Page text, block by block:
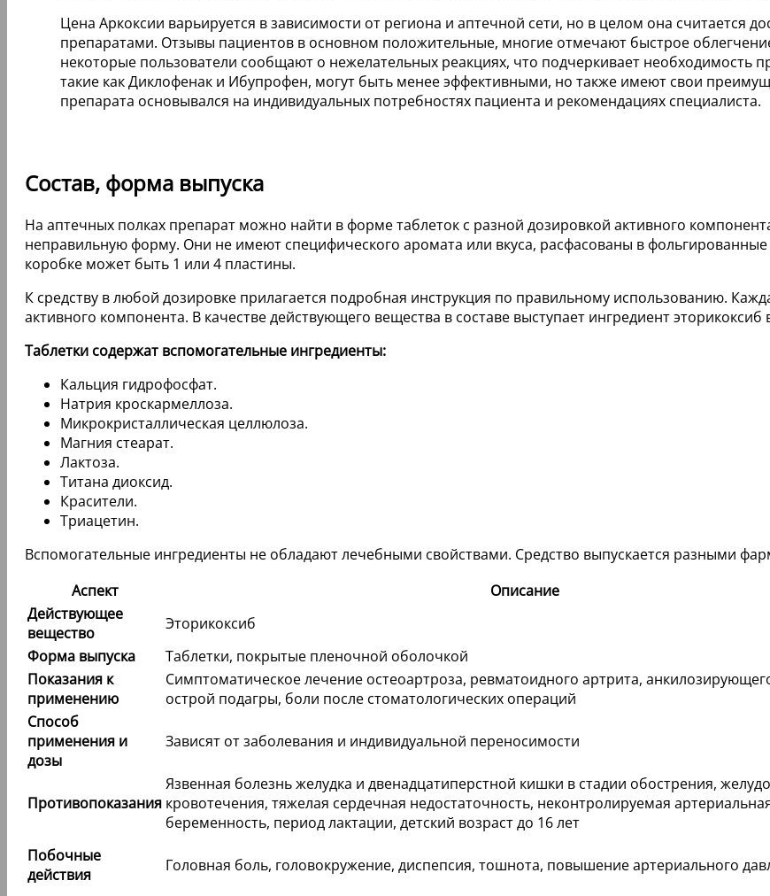
Цена Аркоксии варьируется в зависимости от региона и аптечной сети, но в целом она считается
препаратами. Отзывы пациентов в основном положительные, многие отмечают быстрое
некоторые пользователи сообщают о нежелательных реакциях, что подчеркивает необходимость
такие как Диклофенак и Ибупрофен, могут быть менее эффективными, но также имеют свои
препарата основывался на индивидуальных потребностях пациента и рекомендациях специалиста.
Состав, форма выпуска
На аптечных полках препарат можно найти в форме таблеток с разной дозировкой активного
неправильную форму. Они не имеют специфического аромата или вкуса, расфасованы в
коробке может быть 1 или 4 пластины.
К средству в любой дозировке прилагается подробная инструкция по правильному использованию.
активного компонента. В качестве действующего вещества в составе выступает ингредиент эторикоксиб
Таблетки содержат вспомогательные ингредиенты:
Кальция гидрофосфат.
Натрия кроскармеллоза.
Микрокристаллическая целлюлоза.
Магния стеарат.
Лактоза.
Титана диоксид.
Красители.
Триацетин.
Вспомогательные ингредиенты не обладают лечебными свойствами. Средство выпускается разными
Аспект
Описание
Действующее
вещество
Эторикоксиб
Форма выпуска
Таблетки, покрытые пленочной оболочкой
Показания к
применению
Симптоматическое лечение остеоартроза, ревматоидного артрита,
острой подагры, боли после стоматологических операций
Способ
применения и
дозы
Зависят от заболевания и индивидуальной переносимости
Противопоказания
Язвенная болезнь желудка и двенадцатиперстной кишки в стадии обострения,
кровотечения, тяжелая сердечная недостаточность, неконтролируемая
беременность, период лактации, детский возраст до 16 лет
Побочные
действия
Головная боль, головокружение, диспепсия, тошнота, повышение артериального